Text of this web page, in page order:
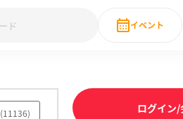
イベント
直
(11136) ログイン